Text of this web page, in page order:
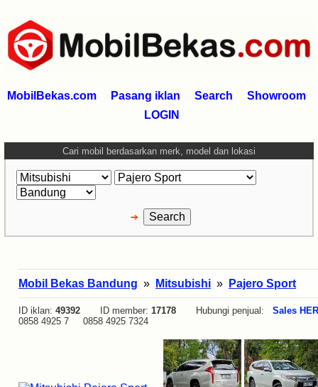
MobilBekas.com Pasang iklan Search
Showroom
LOGIN
Cari mobil berdasarkan merk, model dan lokasi
Mobil Bekas Bandung » Mitsubishi » Pajero Sport
ID iklan: 49392 ID member: 17178 Hubungi penjual: Sales
0858 4925 7 0858 4925 7324